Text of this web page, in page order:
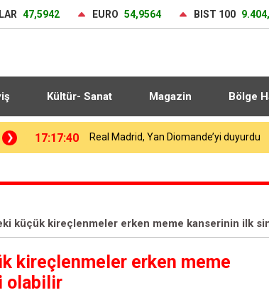
47,5942 EURO 54,9564 BIST 100
Kültür- Sanat Magazin Bölge
16:40:19 Sıcaktan bunalan İstanbullular kendini
küçük kireçlenmeler erken meme kanserinin ilk
kireçlenmeler erken meme
olabilir